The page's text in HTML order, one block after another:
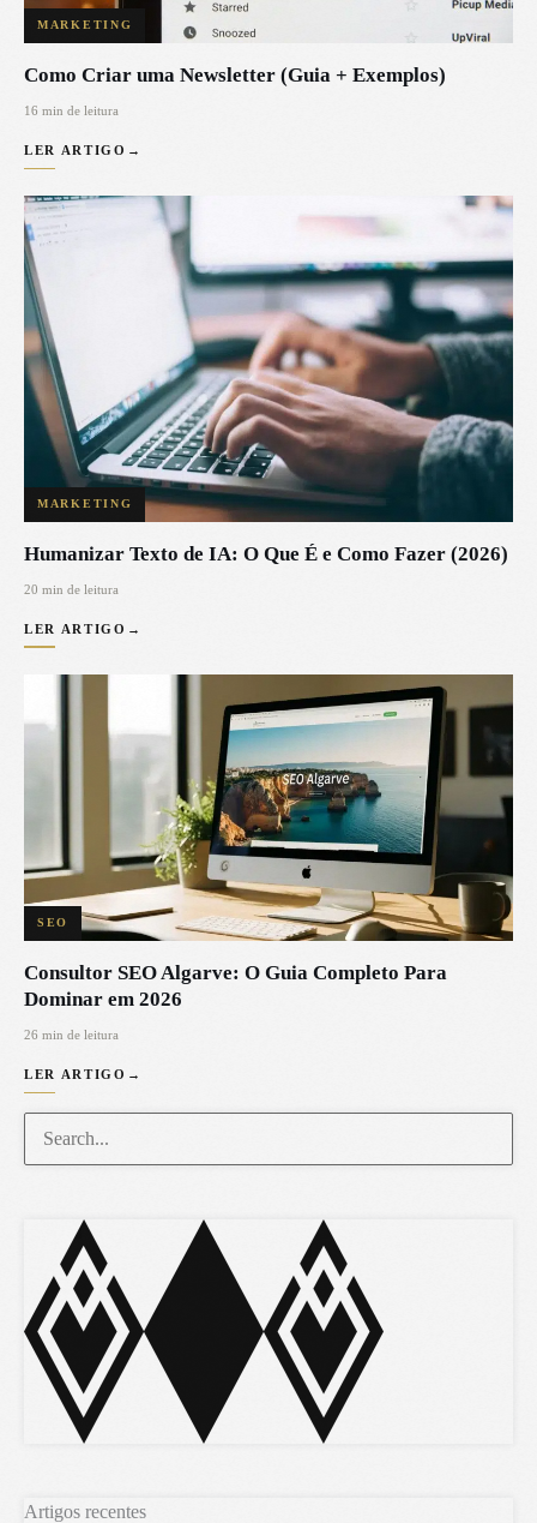
MARKETING
Como Criar uma Newsletter (Guia + Exemplos)
16 min de leitura
LER ARTIGO →
MARKETING
Humanizar Texto de IA: O Que É e Como Fazer (2026)
20 min de leitura
LER ARTIGO →
SEO
Consultor SEO Algarve: O Guia Completo Para
Dominar em 2026
26 min de leitura
LER ARTIGO →
Artigos recentes